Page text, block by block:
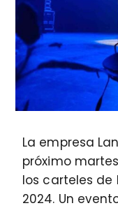
La empresa
próximo
los carteles de
2024. Un